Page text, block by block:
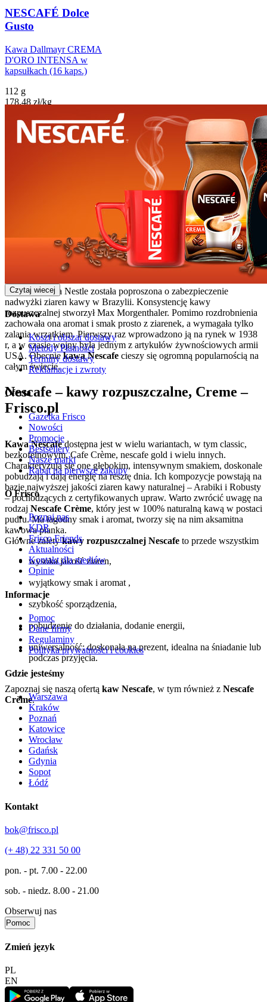
NESCAFÉ Dolce
Gusto
Kawa Dallmayr CREMA
D'ORO INTENSA w
kapsułkach (16 kaps.)
112 g
178,48 zł/kg
lub wielokrotność
21,99 zł
najniższa cena z 30 dni
, kiedy to firma Nestle została poproszona o zabezpieczenie
nadwyżki ziaren kawy w Brazylii. Konsystencję kawy
rozpuszczalnej stworzył Max Morgenthaler. Pomimo rozdrobnienia
zachowała ona aromat i smak prosto z ziarenek, a wymagała tylko
zalania wrzątkiem. Pierwszy raz wprowadzono ją na rynek w 1938
r, a w czasie wojny była jednym z artykułów żywnościowych armii
USA. Obecniekawa Nescafe cieszy się ogromną popularnością na
całym świecie.
Nescafe – kawy rozpuszczalne, Creme –
Frisco.pl
Kawa Nescafedostępna jest w wielu wariantach, w tym classic,
bezkofeinowym, Cafe Crème, nescafe gold i wielu innych.
Charakteryzują się one głębokim, intensywnym smakiem, doskonale
pobudzają i dają energię na resztę dnia. Ich kompozycje powstają na
bazie najwyższej jakości ziaren kawy naturalnej – Arabiki i Robusty
– pochodzących z certyfikowanych upraw. Warto zwrócić uwagę na
rodzaj Nescafe Crème, który jest w 100% naturalną kawą w postaci
pudru. Ma łagodny smak i aromat, tworzy się na nim aksamitna
kawowa pianka.
Główne zaletykawy rozpuszczalnej Nescafe to przede wszystkim
wysoka jakość ziaren,
wyjątkowy smak i aromat ,
szybkość sporządzenia,
pobudzenie do działania, dodanie energii,
uniwersalność: doskonała na prezent, idealna na śniadanie lub
podczas przyjęcia.
Zapoznaj się naszą ofertą kaw Nescafe, w tym również z Nescafe
Crème.
Czytaj wiecej
Dostawa
Koszt i obszar dostawy
Metody Płatności
Terminy dostawy
Reklamacje i zwroty
Oferta
Gazetka Frisco
Nowości
Promocje
Bestsellery
Nasze marki
Rabat na pierwsze zakupy
O Frisco
Poznaj nas
KDR
Frisco Friends
Aktualności
Kontakt dla mediów
Opinie
Informacje
Pomoc
Dane firmy
Regulaminy
Polityka prywatności i cookies
Gdzie jesteśmy
Warszawa
Kraków
Poznań
Katowice
Wrocław
Gdańsk
Gdynia
Sopot
Łódź
Kontakt
bok@frisco.pl
(+ 48) 22 331 50 00
pon. - pt. 7.00 - 22.00
sob. - niedz. 8.00 - 21.00
Obserwuj nas
Pomoc
Zmień język
PL
EN